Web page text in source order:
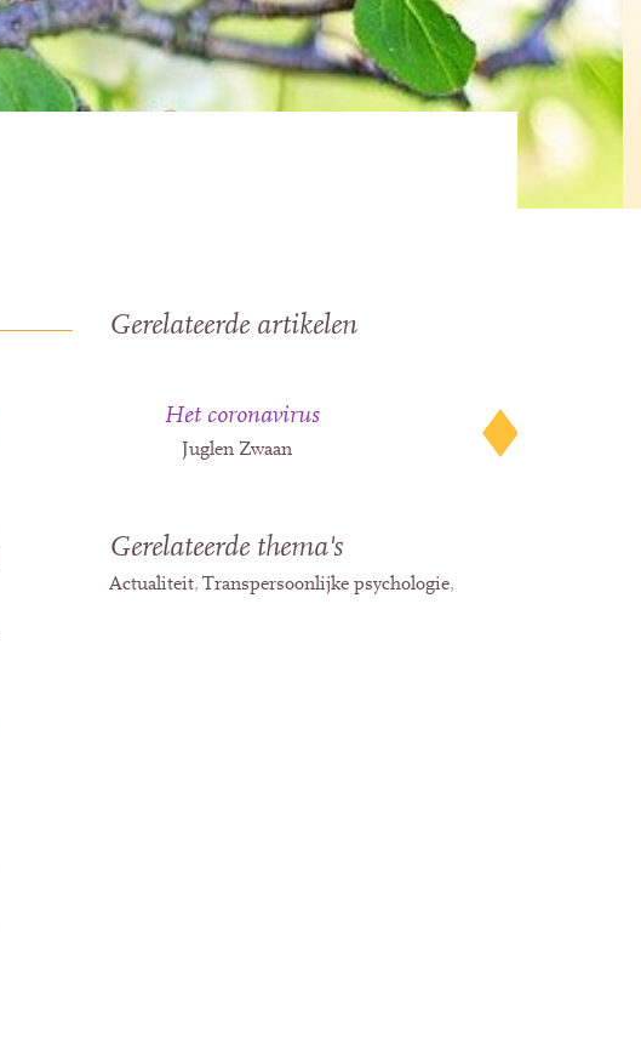
Gerelateerde artikelen
Het coronavirus
Juglen Zwaan
Gerelateerde thema's
Actualiteit Transpersoonlijke psychologie